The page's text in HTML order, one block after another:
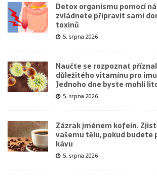
Detox organismu pomocí
zvládnete připravit sami
toxinů
5. srpna 2026
Naučte se rozpoznat
důležitého vitamínu pro
Jednoho dne byste mohli
5. srpna 2026
Zázrak jménem kofein.
vašemu tělu, pokud budete
kávu
5. srpna 2026